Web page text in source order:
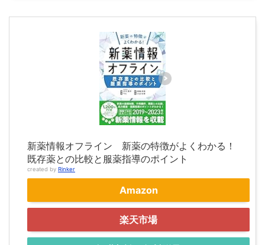
新薬情報オフライン 新薬の特徴がよくわかる！
既存薬との比較と服薬指導のポイント
created by Rinker
Amazon
楽天市場